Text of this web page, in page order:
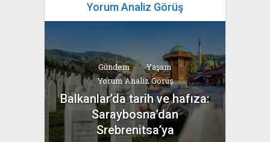
Yorum Analiz Görüş
Gündem
Yaşam
Yorum Analiz Görüş
Balkanlar’da tarih ve hafıza:
Saraybosna’dan
Srebrenitsa’ya